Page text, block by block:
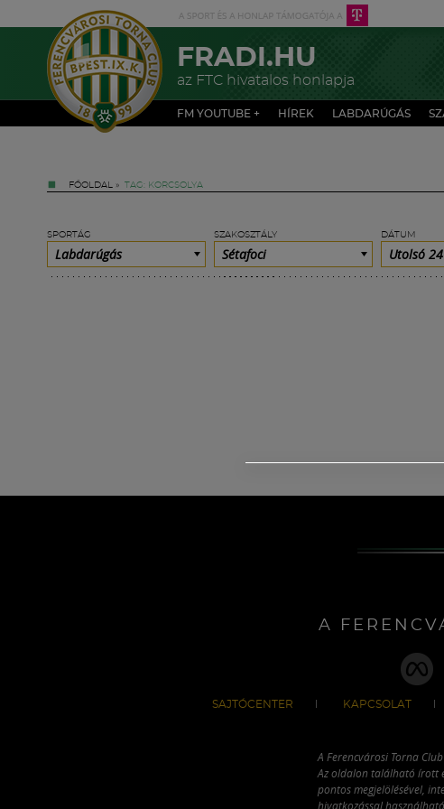
FRADI.HU
az FTC hivatalos honlapja
FM YOUTUBE + HÍREK LABDARÚGÁS
FŐOLDAL » TAG: KORCSOLYA
SPORTÁG
Labdarúgás
SZAKOSZTÁLY
Sétafoci
DÁTUM
Utolsó
A
SAJTÓCENTER KAPCSOLAT
A Ferencvárosi Torna
Az oldalon található írott
pontos megjelölésével,
hivatkozással